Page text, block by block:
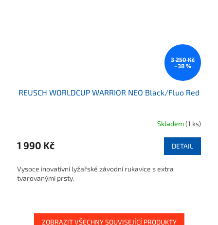
3 250 Kč
–38 %
REUSCH WORLDCUP WARRIOR NEO Black/Fluo Red
Skladem(1 ks)
1 990 Kč DETAIL
Vysoce inovativní lyžařské závodní rukavice s extra
tvarovanými prsty.
ZOBRAZIT VŠECHNY SOUVISEJÍCÍ PRODUKTY